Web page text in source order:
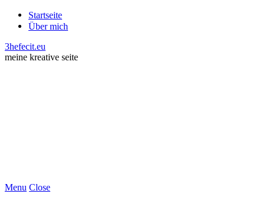
Startseite
Über mich
3hefecit.eu
meine kreative seite
Menu Close